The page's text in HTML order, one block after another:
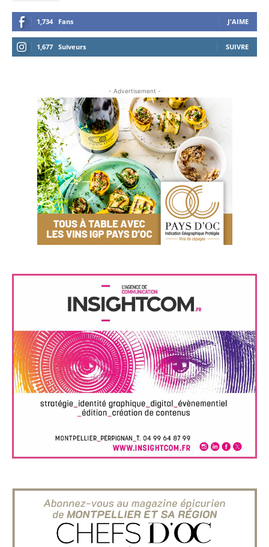
1,734 Fans J'AIME
1,677 Suiveurs SUIVRE
- Advertisement -